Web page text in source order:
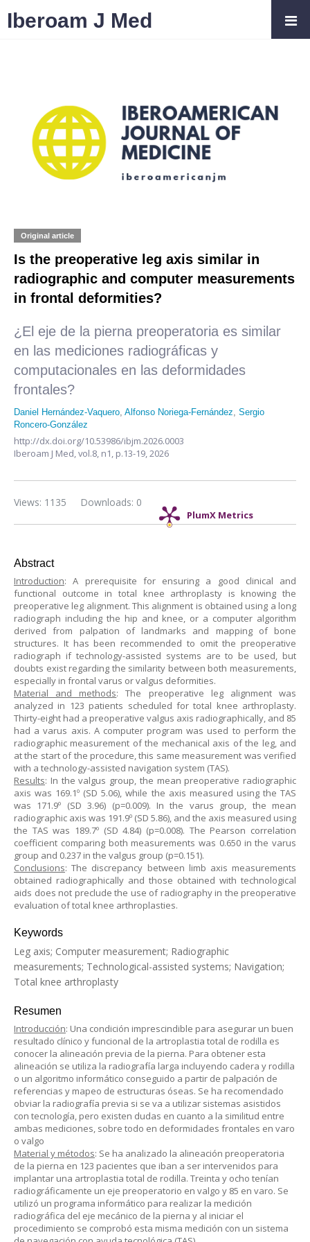
Original article
Is the preoperative leg axis similar in
radiographic and computer measurements
in frontal deformities?
¿El eje de la pierna preoperatoria es similar
en las mediciones radiográficas y
computacionales en las deformidades
frontales?
Daniel Hernández-Vaquero, Alfonso Noriega-Fernández, Sergio
Roncero-González
http://dx.doi.org/10.53986/ibjm.2026.0003
Iberoam J Med,vol.8, n1, p.13-19, 2026
PlumX Metrics
Downloads: 0
Views: 1135
Abstract
Introduction: A prerequisite for ensuring a good clinical and
functional outcome in total knee arthroplasty is knowing the
preoperative leg alignment. This alignment is obtained using a long
radiograph including the hip and knee, or a computer algorithm
derived from palpation of landmarks and mapping of bone
structures. It has been recommended to omit the preoperative
radiograph if technology-assisted systems are to be used, but
doubts exist regarding the similarity between both measurements,
especially in frontal varus or valgus deformities.
Material and methods: The preoperative leg alignment was
analyzed in 123 patients scheduled for total knee arthroplasty.
Thirty-eight had a preoperative valgus axis radiographically, and 85
had a varus axis. A computer program was used to perform the
radiographic measurement of the mechanical axis of the leg, and
at the start of the procedure, this same measurement was verified
with a technology-assisted navigation system (TAS).
Results: In the valgus group, the mean preoperative radiographic
axis was 169.1º (SD 5.06), while the axis measured using the TAS
was 171.9º (SD 3.96) (p=0.009). In the varus group, the mean
radiographic axis was 191.9º (SD 5.86), and the axis measured using
the TAS was 189.7º (SD 4.84) (p=0.008). The Pearson correlation
coefficient comparing both measurements was 0.650 in the varus
group and 0.237 in the valgus group (p=0.151).
Conclusions: The discrepancy between limb axis measurements
obtained radiographically and those obtained with technological
aids does not preclude the use of radiography in the preoperative
evaluation of total knee arthroplasties.
Keywords
Leg axis; Computer measurement; Radiographic
measurements; Technological-assisted systems; Navigation;
Total knee arthroplasty
Resumen
Introducción: Una condición imprescindible para asegurar un buen
resultado clínico y funcional de la artroplastia total de rodilla es
conocer la alineación previa de la pierna. Para obtener esta
alineación se utiliza la radiografía larga incluyendo cadera y rodilla
o un algoritmo informático conseguido a partir de palpación de
referencias y mapeo de estructuras óseas. Se ha recomendado
obviar la radiografía previa si se va a utilizar sistemas asistidos
con tecnología, pero existen dudas en cuanto a la similitud entre
ambas mediciones, sobre todo en deformidades frontales en varo
o valgo
Material y métodos: Se ha analizado la alineación preoperatoria
de la pierna en 123 pacientes que iban a ser intervenidos para
implantar una artroplastia total de rodilla. Treinta y ocho tenían
radiográficamente un eje preoperatorio en valgo y 85 en varo. Se
utilizó un programa informático para realizar la medición
radiográfica del eje mecánico de la pierna y al iniciar el
procedimiento se comprobó esta misma medición con un sistema
Iberoam J Med